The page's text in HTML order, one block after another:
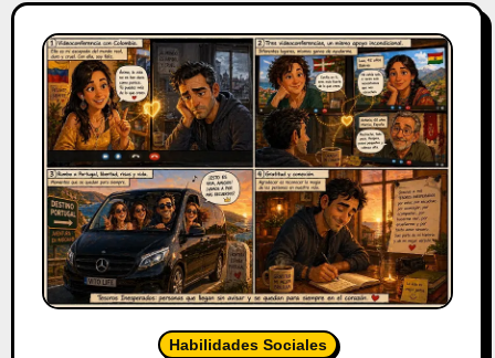
Habilidades Sociales